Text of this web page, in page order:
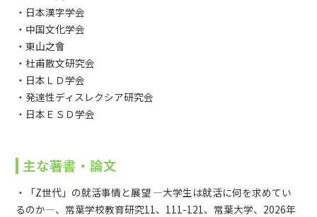
・日本漢字学会
・中国文化学会
・東山之會
・杜甫散文研究会
・日本ＬＤ学会
・発達性ディスレクシア研究会
・日本ＥＳＤ学会
主な著書・論文
・「Z世代」の就活事情と展望 ―大学生は就活に何を求めてい
るのか―、常葉学校教育研究11、111-121、常葉大学、2026年